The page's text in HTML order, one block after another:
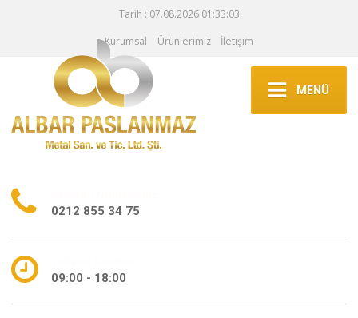
Tarih : 07.08.2026 01:33:03
Kurumsal
Ürünlerimiz İletişim
MENÜ
0212 855 34 75
09:00 - 18:00